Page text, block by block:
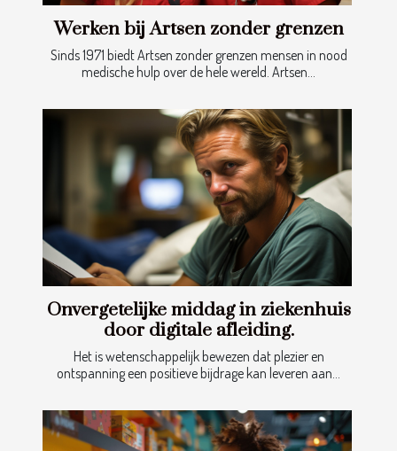
Werken bij Artsen zonder grenzen
Sinds 1971 biedt Artsen zonder grenzen mensen in nood
medische hulp over de hele wereld. Artsen...
Onvergetelijke middag in ziekenhuis
door digitale afleiding.
Het is wetenschappelijk bewezen dat plezier en
ontspanning een positieve bijdrage kan leveren aan...